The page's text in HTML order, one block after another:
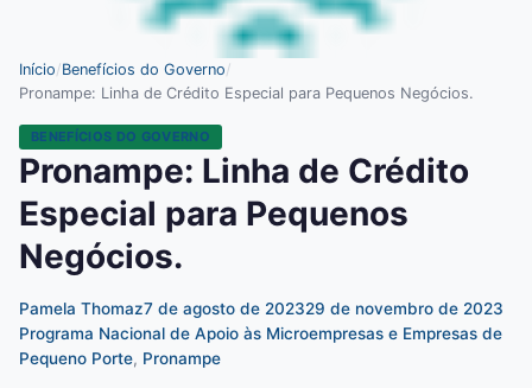
Início/Benefícios do Governo/
Pronampe: Linha de Crédito Especial para Pequenos Negócios.
BENEFÍCIOS DO GOVERNO
Pronampe: Linha de Crédito
Especial para Pequenos
Negócios.
Pamela Thomaz7 de agosto de 202329 de novembro de 2023
Programa Nacional de Apoio às Microempresas e Empresas de
Pequeno Porte, Pronampe